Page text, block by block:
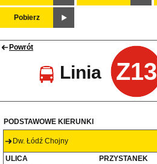
Pobierz
Powrót
Linia Z13
PODSTAWOWE KIERUNKI
Dw. Łódź Chojny
ULICA PRZYSTANEK